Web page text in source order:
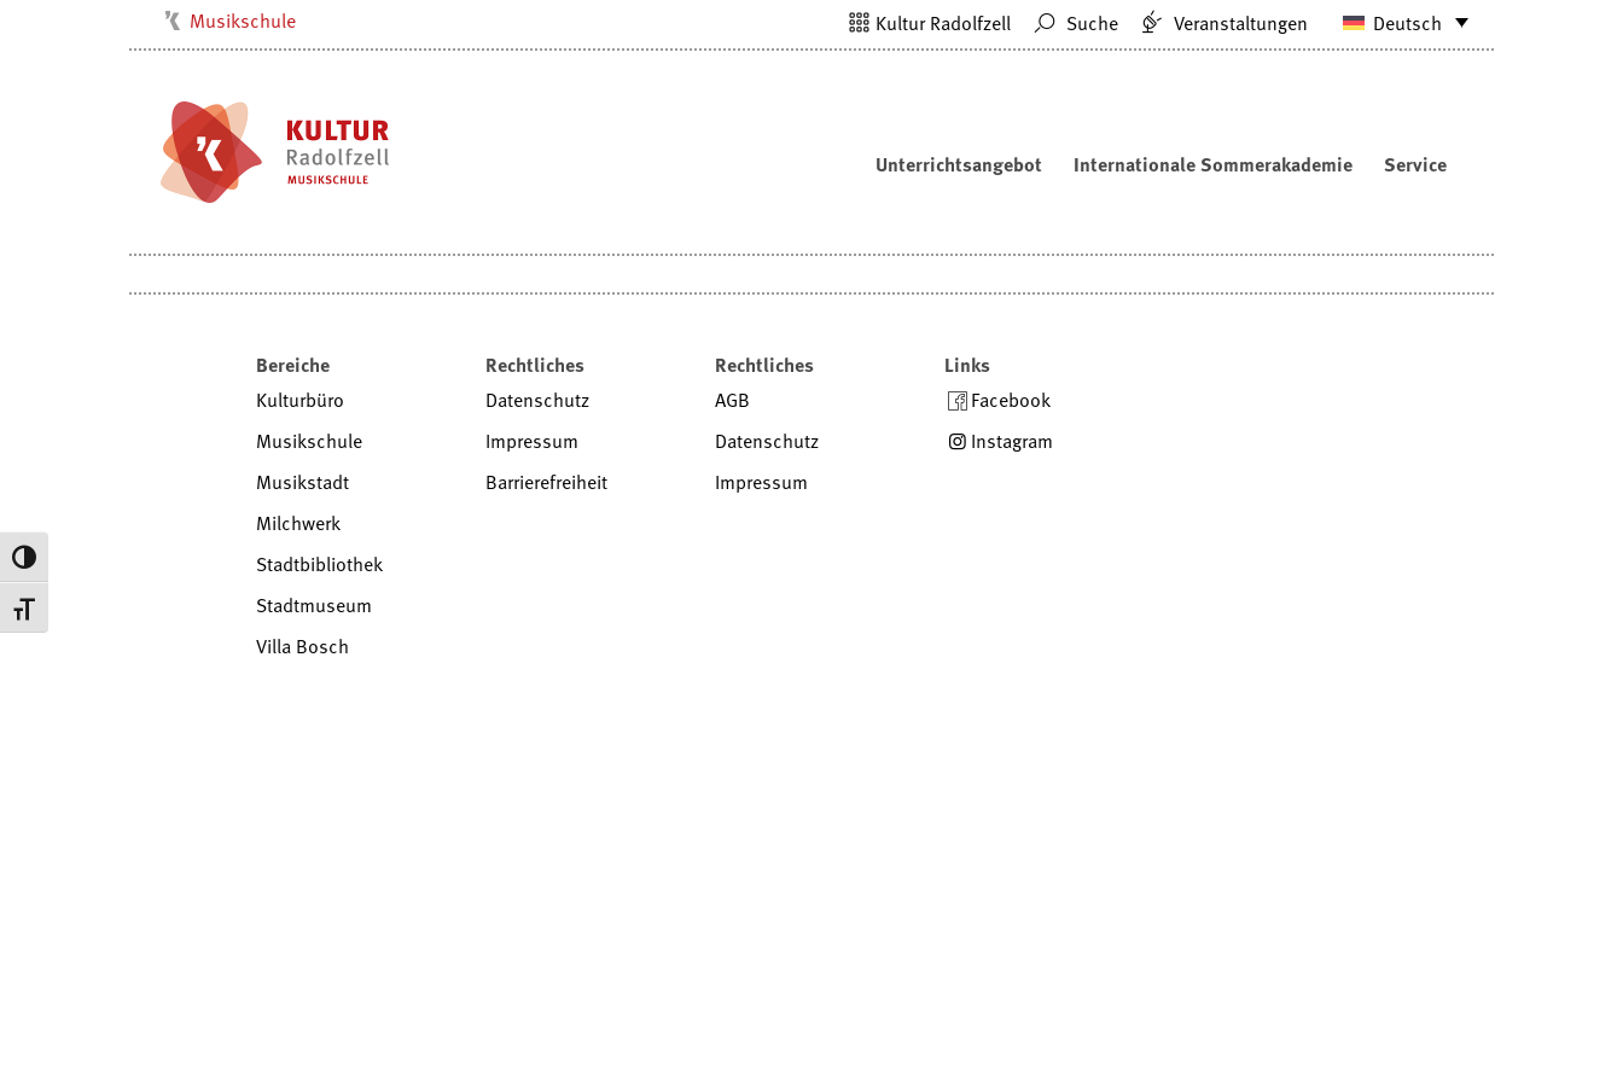
Umschalten auf hohe Kontraste
Schrift vergrößern
Milchwerk
Musikschule
Stadtarchiv
Stadtmuseum
Deutsch
Kultur Radolfzell Suche Veranstaltungen
Unterrichtsangebot Internationale Sommerakademie Service
Bereiche
Kulturbüro
Musikschule
Musikstadt
Milchwerk
Stadtbibliothek
Stadtmuseum
Villa Bosch
Rechtliches
Datenschutz
Impressum
Barrierefreiheit
Rechtliches
AGB
Datenschutz
Impressum
Links
Facebook
Instagram